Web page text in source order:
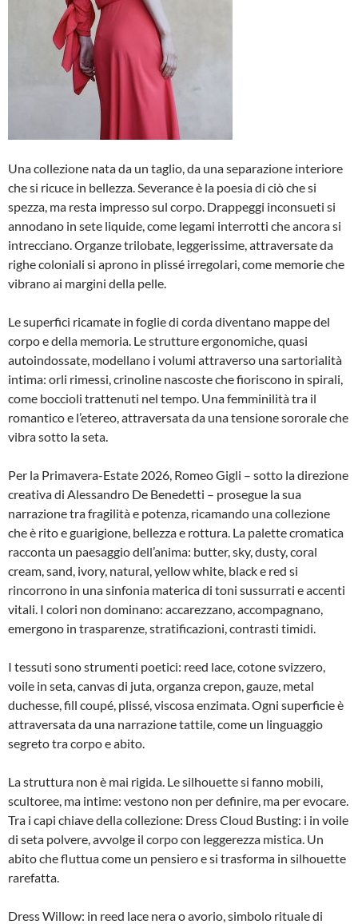
Una collezione nata da un taglio, da una separazione interiore
che si ricuce in bellezza. Severance è la poesia di ciò che si
spezza, ma resta impresso sul corpo. Drappeggi inconsueti si
annodano in sete liquide, come legami interrotti che ancora si
intrecciano. Organze trilobate, leggerissime, attraversate da
righe coloniali si aprono in plissé irregolari, come memorie che
vibrano ai margini della pelle.
Le superfici ricamate in foglie di corda diventano mappe del
corpo e della memoria. Le strutture ergonomiche, quasi
autoindossate, modellano i volumi attraverso una sartorialità
intima: orli rimessi, crinoline nascoste che fioriscono in spirali,
come boccioli trattenuti nel tempo. Una femminilità tra il
romantico e l’etereo, attraversata da una tensione sororale che
vibra sotto la seta.
Per la Primavera-Estate 2026, Romeo Gigli – sotto la direzione
creativa di Alessandro De Benedetti – prosegue la sua
narrazione tra fragilità e potenza, ricamando una collezione
che è rito e guarigione, bellezza e rottura. La palette cromatica
racconta un paesaggio dell’anima: butter, sky, dusty, coral
cream, sand, ivory, natural, yellow white, black e red si
rincorrono in una sinfonia materica di toni sussurrati e accenti
vitali. I colori non dominano: accarezzano, accompagnano,
emergono in trasparenze, stratificazioni, contrasti timidi.
I tessuti sono strumenti poetici: reed lace, cotone svizzero,
voile in seta, canvas di juta, organza crepon, gauze, metal
duchesse, fill coupé, plissé, viscosa enzimata. Ogni superficie è
attraversata da una narrazione tattile, come un linguaggio
segreto tra corpo e abito.
La struttura non è mai rigida. Le silhouette si fanno mobili,
scultoree, ma intime: vestono non per definire, ma per evocare.
Tra i capi chiave della collezione: Dress Cloud Busting: i in voile
di seta polvere, avvolge il corpo con leggerezza mistica. Un
abito che fluttua come un pensiero e si trasforma in silhouette
rarefatta.
Dress Willow: in reed lace nera o avorio, simbolo rituale di